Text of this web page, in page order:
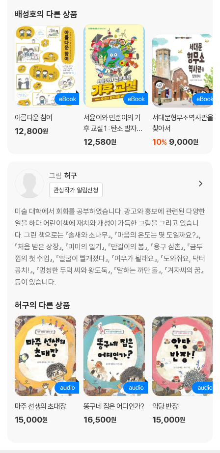
래 세대를 위한 인공지능 이
배성호의 다른 상품
아름다운 참여
12,800원
서윤이와 민준이의 기
후 교실 1 : 탄소 발자국
을 지워라
12,580원
서대문형무소역사관을
찾아서
9,000원
10%
그림 허구
관심작가 알림신청
미술 대학에서 회화를 공부하였습니다. 광고와 홍보에 관련된 다양한
일을 하다 어린이책에 재치와 개성이 가득한 그림을 그리고 있습니
다. 그린 책으로는 『솔새와 소나무』, 『마음의 온도는 몇 도일까요?』,
『처음 받은 상장』, 『미미의 일기』, 『만길이의 봄』, 『용구 삼촌』, 『금두
껍의 첫 수업』, 『얼굴이 빨개졌다』, 『여우가 될래요』, 『도와줘요, 닥터
꽁치!』, 『멍청한 두덕 씨와 왕도둑』, 『말하는 까만 돌』, 『겨자씨의 꿈』
등이 있습니다.
허구의 다른 상품
마주 선생의 초대장
15,000원
똥구네 집은 어디인가?
16,500원
악당 반장!
15,000원